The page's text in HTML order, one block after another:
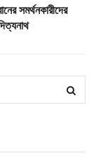
সমর্থনকারীদের